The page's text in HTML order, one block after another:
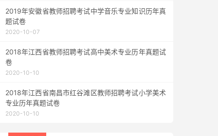
2019年安徽省教师招聘考试中学音乐专业知识历年真
题试卷
2020-10-07
2018年江西省教师招聘考试高中美术专业历年真题试
卷
2020-10-10
2018年江西省南昌市红谷滩区教师招聘考试小学美术
专业历年真题试卷
2020-10-10